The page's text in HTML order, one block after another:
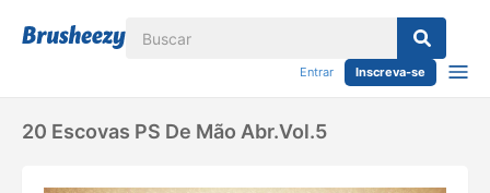
Entrar Inscreva-se
20 Escovas PS De Mão Abr.Vol.5